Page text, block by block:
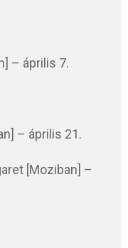
– április 7.
– április 21.
[Moziban] –